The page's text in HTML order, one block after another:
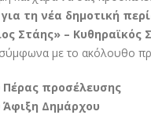
τη νέα δημοτική
Στάης» –
σύμφωνα με το ακόλουθο
Πέρας προσέλευσης
Άφιξη Δημάρχου